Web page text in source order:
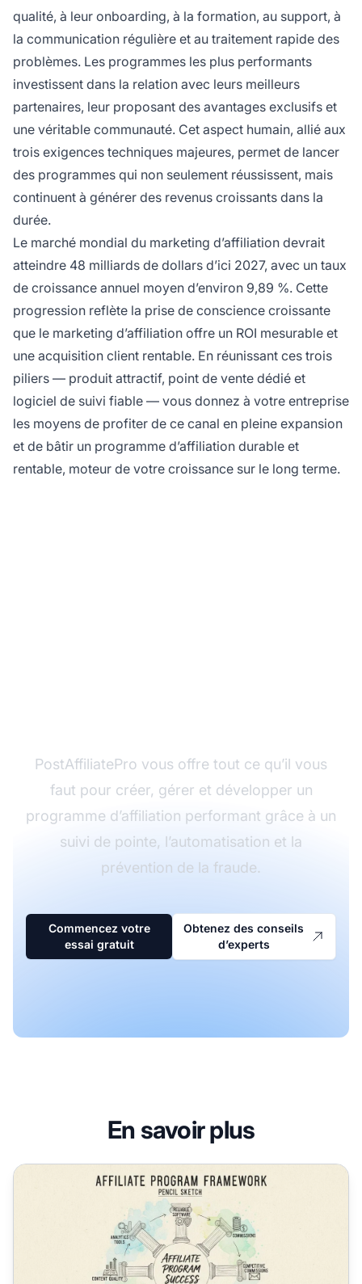
qualité, à leur onboarding, à la formation, au support, à
la communication régulière et au traitement rapide des
problèmes. Les programmes les plus performants
investissent dans la relation avec leurs meilleurs
partenaires, leur proposant des avantages exclusifs et
une véritable communauté. Cet aspect humain, allié aux
trois exigences techniques majeures, permet de lancer
des programmes qui non seulement réussissent, mais
continuent à générer des revenus croissants dans la
durée.
Le marché mondial du marketing d’affiliation devrait
atteindre 48 milliards de dollars d’ici 2027, avec un taux
de croissance annuel moyen d’environ 9,89 %. Cette
progression reflète la prise de conscience croissante
que le marketing d’affiliation offre un ROI mesurable et
une acquisition client rentable. En réunissant ces trois
piliers — produit attractif, point de vente dédié et
logiciel de suivi fiable — vous donnez à votre entreprise
les moyens de profiter de ce canal en pleine expansion
et de bâtir un programme d’affiliation durable et
rentable, moteur de votre croissance sur le long terme.
PostAffiliatePro vous offre tout ce qu’il vous
faut pour créer, gérer et développer un
programme d’affiliation performant grâce à un
suivi de pointe, l’automatisation et la
prévention de la fraude.
Commencez votre
essai gratuit
Obtenez des conseils
d’experts
En savoir plus
Comment assurer le succès de mon programme